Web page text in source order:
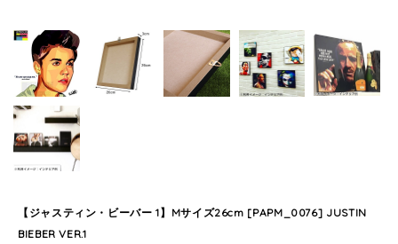
【ジャスティン・ビーバー 1】Mサイズ26cm [PAPM_0076] JUSTIN
BIEBER VER.1